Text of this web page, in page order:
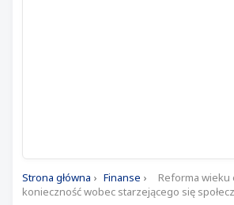
Strona główna › Finanse ›
Reforma
konieczność wobec starzejącego się